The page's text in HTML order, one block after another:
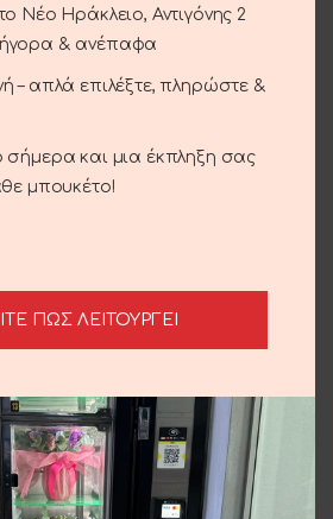
02-90
, Γενέθλια - Γιορτή
SOLD
OUT
Νέο Ηράκλειο, Αντιγόνης 2
& ανέπαφα
– απλά επιλέξτε, πληρώστε &
σήμερα και μια έκπληξη σας
μπουκέτο!
ΠΩΣ ΛΕΙΤΟΥΡΓΕΙ